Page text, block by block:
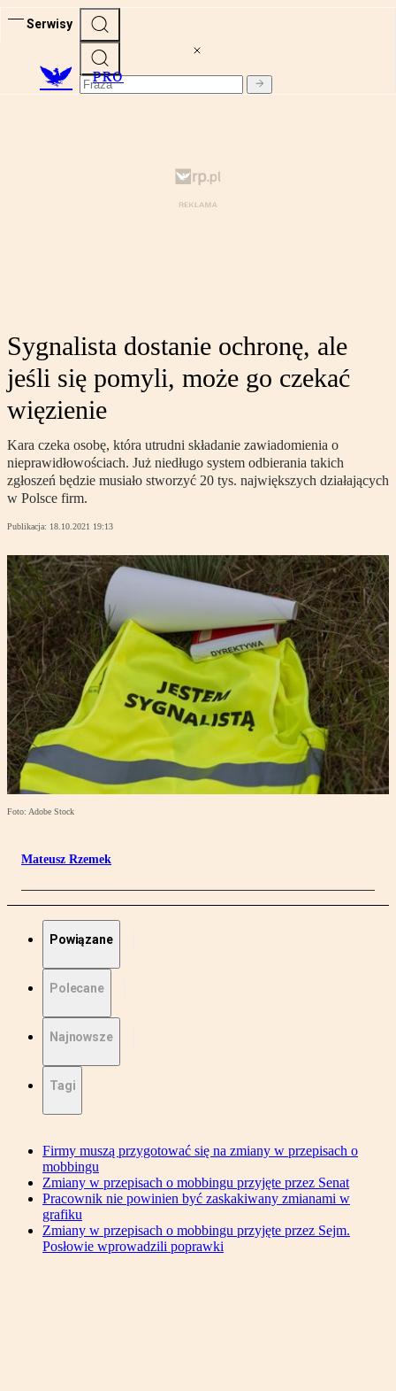
Serwisy
PRO
Sygnalista dostanie ochronę, ale
jeśli się pomyli, może go czekać
więzienie
Kara czeka osobę, która utrudni składanie zawiadomienia o
nieprawidłowościach. Już niedługo system odbierania takich
zgłoszeń będzie musiało stworzyć 20 tys. największych działających
w Polsce firm.
Publikacja: 18.10.2021 19:13
Foto: Adobe Stock
Mateusz Rzemek
Powiązane
Polecane
Najnowsze
Tagi
Firmy muszą przygotować się na zmiany w przepisach o
mobbingu
Zmiany w przepisach o mobbingu przyjęte przez Senat
Pracownik nie powinien być zaskakiwany zmianami w
grafiku
Zmiany w przepisach o mobbingu przyjęte przez Sejm.
Posłowie wprowadzili poprawki